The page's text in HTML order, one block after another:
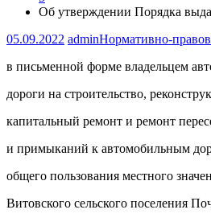
Об утверждении Порядка
05.09.2022 adminНормативно-
в письменной форме владельцем
дороги на строительство,
капитальный ремонт и ремонт
и примыканий к автомобильным
общего пользования местного
Витовского сельского поселения